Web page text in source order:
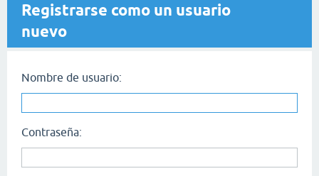
Registrarse como un usuario
nuevo
Nombre de usuario:
Contraseña: